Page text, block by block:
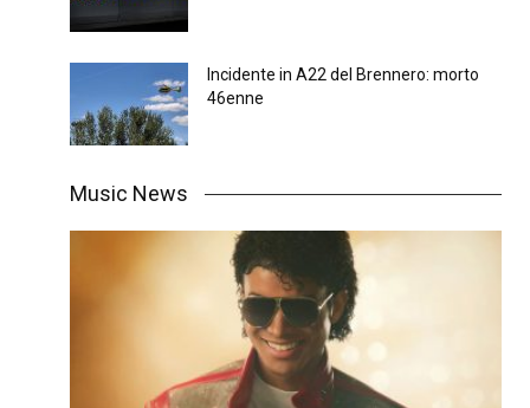
Incidente in A22 del Brennero: morto
46enne
Music News